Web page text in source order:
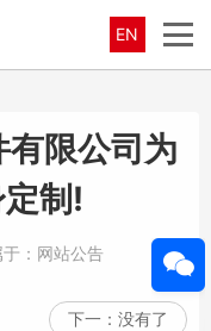
EN
限公司为
制!
： 网站公告
下一： 没有了